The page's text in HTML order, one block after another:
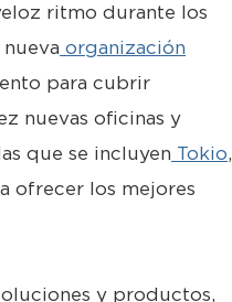
ritmo durante los
organización
para cubrir
nuevas oficinas y
que se incluyen Tokio,
ofrecer los mejores
y productos,